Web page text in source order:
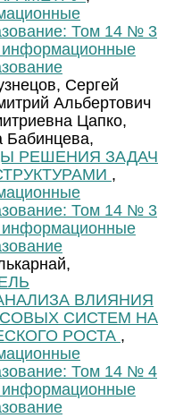
Том 14 № 3
Сергей
Альбертович
Цапко,
Бабинцева,
РЕШЕНИЯ ЗАДАЧ
,
Том 14 № 3
ВЛИЯНИЯ
СИСТЕМ НА
РОСТА ,
Том 14 № 4